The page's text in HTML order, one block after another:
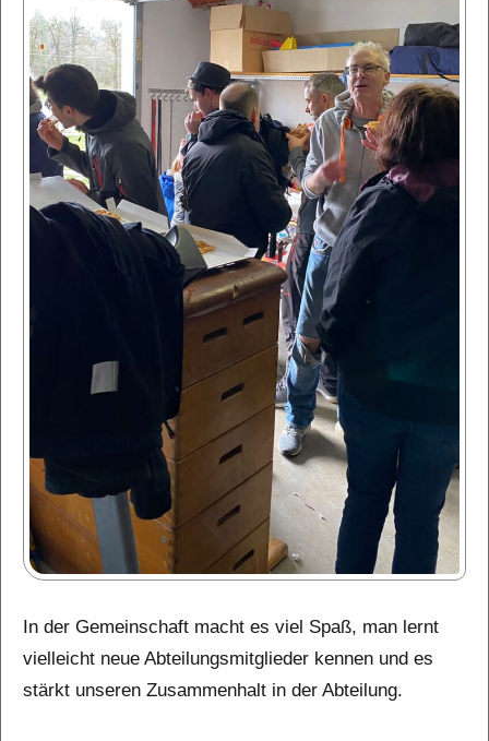
In der Gemeinschaft macht es viel Spaß, man lernt
vielleicht neue Abteilungsmitglieder kennen und es
stärkt unseren Zusammenhalt in der Abteilung.